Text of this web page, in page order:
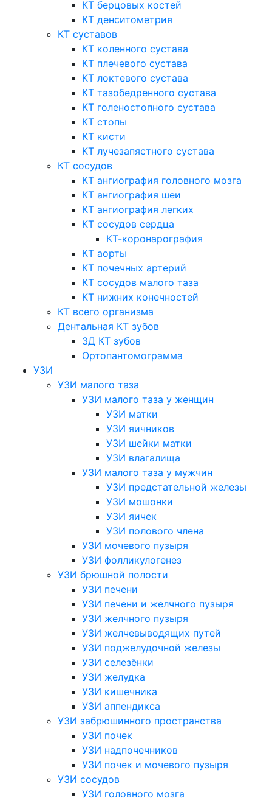
КТ берцовых костей
КТ денситометрия
КТ суставов
КТ коленного сустава
КТ плечевого сустава
КТ локтевого сустава
КТ тазобедренного сустава
КТ голеностопного сустава
КТ стопы
КТ кисти
КТ лучезапястного сустава
КТ сосудов
КТ ангиография головного мозга
КТ ангиография шеи
КТ ангиография легких
КТ сосудов сердца
КТ-коронарография
КТ аорты
КТ почечных артерий
КТ сосудов малого таза
КТ нижних конечностей
КТ всего организма
Дентальная КТ зубов
3Д КТ зубов
Ортопантомограмма
УЗИ
УЗИ малого таза
УЗИ малого таза у женщин
УЗИ матки
УЗИ яичников
УЗИ шейки матки
УЗИ влагалища
УЗИ малого таза у мужчин
УЗИ предстательной железы
УЗИ мошонки
УЗИ яичек
УЗИ полового члена
УЗИ мочевого пузыря
УЗИ фолликулогенез
УЗИ брюшной полости
УЗИ печени
УЗИ печени и желчного пузыря
УЗИ желчного пузыря
УЗИ желчевыводящих путей
УЗИ поджелудочной железы
УЗИ селезёнки
УЗИ желудка
УЗИ кишечника
УЗИ аппендикса
УЗИ забрюшинного пространства
УЗИ почек
УЗИ надпочечников
УЗИ почек и мочевого пузыря
УЗИ сосудов
УЗИ головного мозга